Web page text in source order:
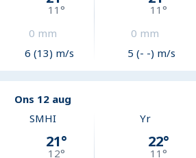
11 °
0 mm
6 (13) m/s
11°
0 mm
5 (- -) m/s
Ons 12 aug
SMHI
21°
12°
Yr
22°
11°